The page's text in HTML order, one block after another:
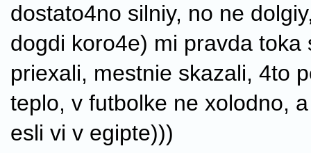
dostato4no silniy, no ne
dogdi koro4e) mi pravda toka
priexali, mestnie skazali, 4to
teplo, v futbolke ne xolodno,
esli vi v egipte)))